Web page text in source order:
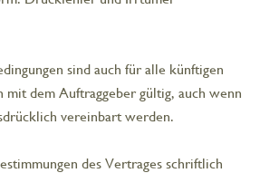
sind auch für alle künftigen
mit dem Auftraggeber gültig, auch wenn
vereinbart werden.
des Vertrages schriftlich